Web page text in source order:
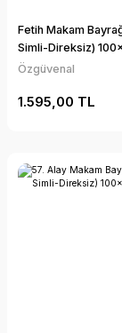
Fetih Makam
Simli-Direksiz)
Özgüvenal
1.595,00 TL